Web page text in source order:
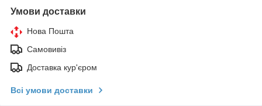
Умови доставки
Нова Пошта
Самовивіз
Доставка кур'єром
Всі умови доставки